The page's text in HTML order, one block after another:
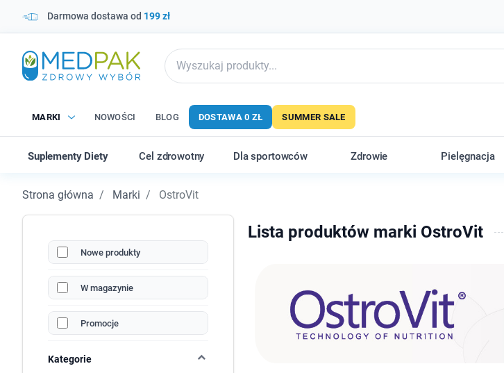
Darmowa dostawa od 199 zł
MARKI NOWOŚCI BLOG DOSTAWA 0 ZŁ SUMMER SALE
Suplementy Diety Cel zdrowotny Dla sportowców Zdrowie Pielęgnacja
Strona główna Marki OstroVit
Nowe produkty
W magazynie
Promocje
Kategorie
Lista produktów marki OstroVit